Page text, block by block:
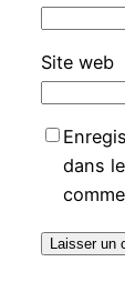
Site web
dans